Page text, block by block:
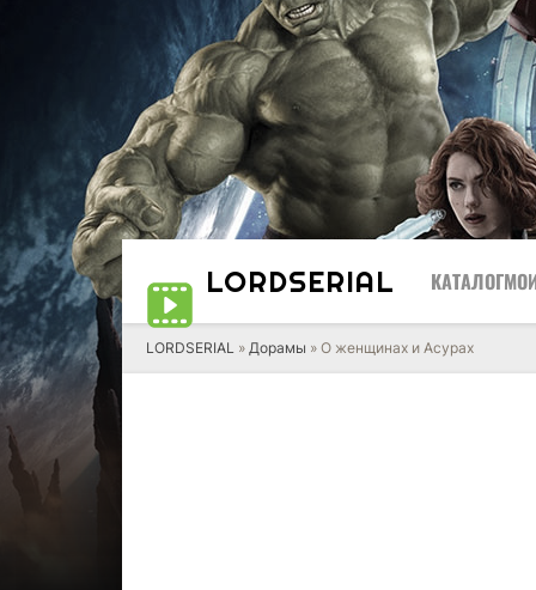
LORDSERIAL КАТАЛОГ
LORDSERIAL » Дорамы » О женщинах и Асурах